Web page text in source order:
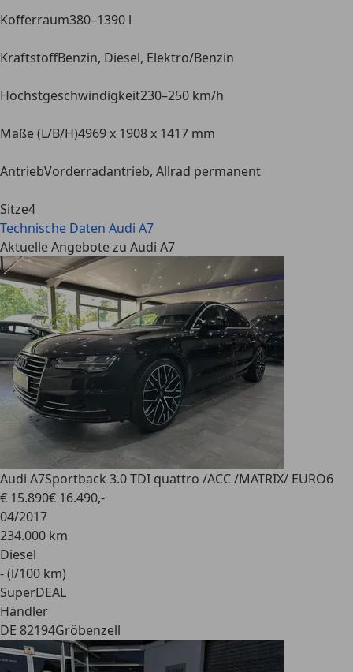
Kofferraum380–1390 l
KraftstoffBenzin, Diesel, Elektro/Benzin
Höchstgeschwindigkeit230–250 km/h
Maße (L/B/H)4969 x 1908 x 1417 mm
AntriebVorderradantrieb, Allrad permanent
Sitze4
Technische Daten Audi A7
Aktuelle Angebote zu Audi A7
Audi A7Sportback 3.0 TDI quattro /ACC /MATRIX/ EURO6
€ 15.890€ 16.490,-
04/2017
234.000 km
Diesel
- (l/100 km)
SuperDEAL
Händler
DE 82194Gröbenzell